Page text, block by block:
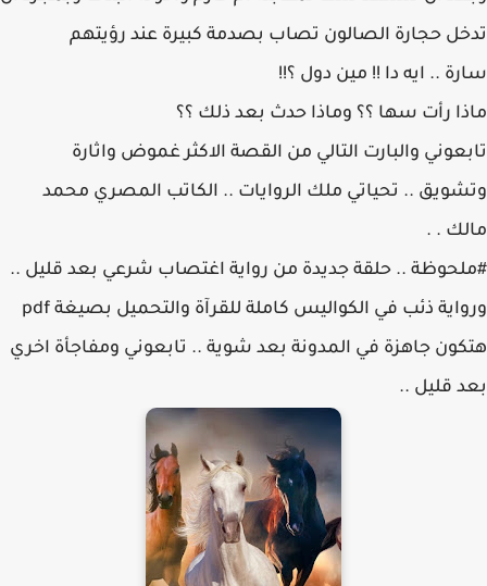
تدخل حجارة الصالون تصاب بصدمة كبيرة عند رؤيتهم
سارة .. ايه دا !! مين دول ؟!!
ماذا رأت سها ؟؟ وماذا حدث بعد ذلك ؟؟
تابعوني والبارت التالي من القصة الاكثر غموض واثارة
وتشويق .. تحياتي ملك الروايات .. الكاتب المصري محمد
مالك . .
#ملحوظة .. حلقة جديدة من رواية اغتصاب شرعي بعد قليل ..
ورواية ذئب في الكواليس كاملة للقرآة والتحميل بصيغة pdf
هتكون جاهزة في المدونة بعد شوية .. تابعوني ومفاجأة اخري
بعد قليل ..